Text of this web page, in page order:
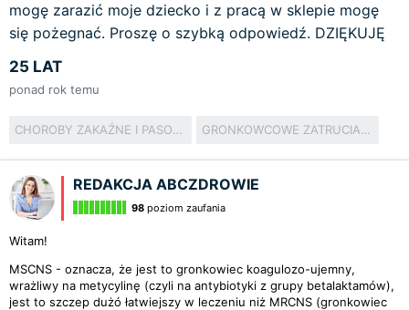
mogę zarazić moje dziecko i z pracą w sklepie mogę
się pożegnać. Proszę o szybką odpowiedź. DZIĘKUJĘ
25 LAT
ponad rok temu
CHOROBY ZAKAŹNE I PASOŻYTNICZE GRONKOWCOWE ZATRUCIA POKARMOWE
REDAKCJA ABCZDROWIE
98 poziom zaufania
Witam!
MSCNS - oznacza, że jest to gronkowiec koagulozo-ujemny,
wrażliwy na metycylinę (czyli na antybiotyki z grupy betalaktamów),
jest to szczep dużó łatwiejszy w leczeniu niż MRCNS (gronkowiec